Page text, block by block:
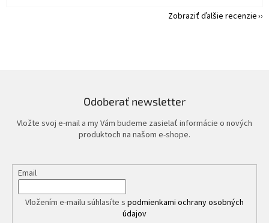
Zobraziť ďalšie recenzie
Odoberať newsletter
Vložte svoj e-mail a my Vám budeme zasielať informácie o nových
produktoch na našom e-shope.
Email
Vložením e-mailu súhlasíte s podmienkami ochrany osobných
údajov